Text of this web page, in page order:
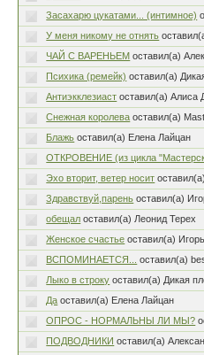
Засахарю цукатами... (интимное)
У меня никому не отнять
ЧАЙ С ВАРЕНЬЕМ оставил(а)
Психика (ремейк) оставил(а)
Антиэкклезиаст оставил(а) Aлиса
Снежная королева оставил(а)
Блажь оставил(а) Елена Лайцан
ОТКРОВЕНИЕ (из цикла
Эхо вторит, ветер носит
Здравствуй,парень оставил(а)
обещал оставил(а) Леонид Терех
Женское счастье оставил(а)
ВСПОМИНАЕТСЯ...
оставил(а)
Лыко в строку оставил(а) Дикая
Да оставил(а) Елена Лайцан
ОПРОС - НОРМАЛЬНЫ ЛИ МЫ?
ПОДВОДНИКИ оставил(а)